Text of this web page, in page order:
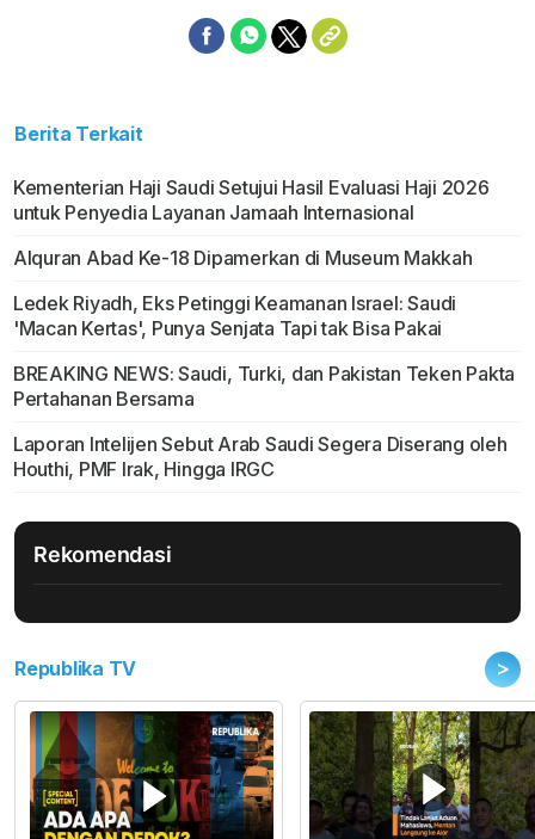
Berita Terkait
Kementerian Haji Saudi Setujui Hasil Evaluasi Haji 2026
untuk Penyedia Layanan Jamaah Internasional
Alquran Abad Ke-18 Dipamerkan di Museum Makkah
Ledek Riyadh, Eks Petinggi Keamanan Israel: Saudi
'Macan Kertas', Punya Senjata Tapi tak Bisa Pakai
BREAKING NEWS: Saudi, Turki, dan Pakistan Teken Pakta
Pertahanan Bersama
Laporan Intelijen Sebut Arab Saudi Segera Diserang oleh
Houthi, PMF Irak, Hingga IRGC
Rekomendasi
Republika TV >